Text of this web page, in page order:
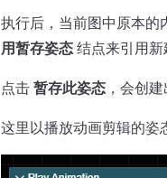
执行后，当前图中原本的
用暂存姿态 结点来引用新
点击 暂存此姿态 ，会创
这里以播放动画剪辑的姿